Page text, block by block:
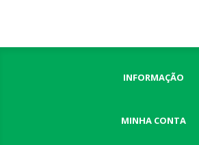
INFORMAÇÃO
MINHA CONTA